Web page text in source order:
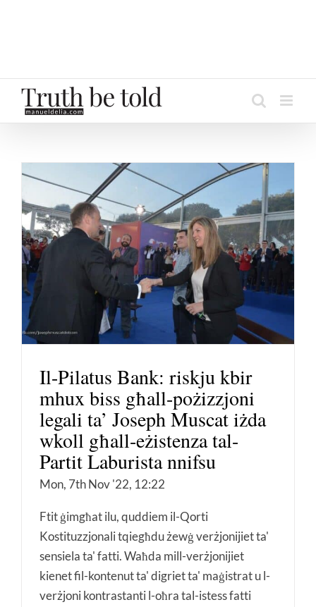
Il-Pilatus Bank: riskju kbir
mhux biss għall-pożizzjoni
legali ta’ Joseph Muscat iżda
wkoll għall-eżistenza tal-
Partit Laburista nnifsu
Mon, 7th Nov '22, 12:22
Ftit ġimgħat ilu, quddiem il-Qorti
Kostituzzjonali tqiegħdu żewġ verżjonijiet ta'
sensiela ta' fatti. Waħda mill-verżjonijiet
kienet fil-kontenut ta' digriet ta' maġistrat u l-
verżjoni kontrastanti l-oħra tal-istess fatti